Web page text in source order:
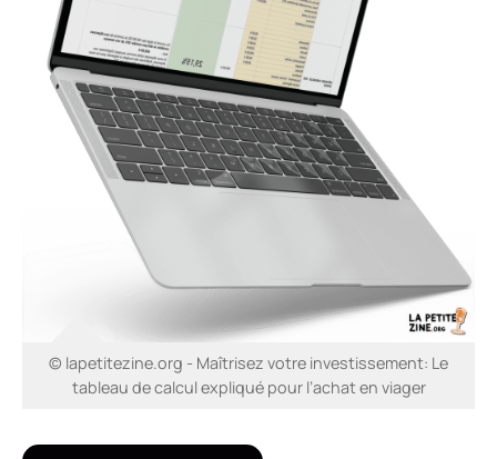
© lapetitezine.org - Maîtrisez votre investissement: Le
tableau de calcul expliqué pour l’achat en viager